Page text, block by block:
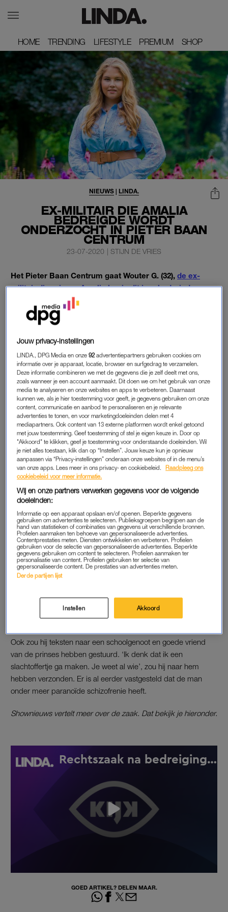
HOME
HOME TRENDING
TRENDING LIFESTYLE
LIFESTYLE PREMIUM
PREMIUM SHOP
SHOP
EX-MILITAIR DIE AMALIA
BEDREIGDE WORDT
ONDERZOCHT IN PIETER BAAN
CENTRUM
NIEUWS | LINDA.
23-07-2020 | STIJN DE VRIES
Het Pieter Baan Centrum gaat Wouter G. (32), de ex-
militair die prinses Amalia begin dit jaar bedreigde,
onderzoeken. Dat heeft de rechtbank donderdag
besloten.
dreigde hij haar op te zoeken op Koningsdag en naar haar
school te komen.
PSYCHISCHE TOESTAND
De rechter zegt inzicht te willen krijgen in de psychische
toestand van de verdachte. Zo kan hij bepalen of G.
ontoerekeningsvatbaar is of niet. Op basis daarvan krijgt hij
een straf.
Ook besloot de rechter om het voorarrest opnieuw te
verlengen. Op 20 oktober zal Wouter G. voor de rechter
moeten verschijnen en wordt de zaak inhoudelijk behandeld.
AMALIA BEDREIGD
Tussen 9 en 14 januari heeft Wouter G. volgens het Openbaar
Ministerie verschillende berichten naar prinses Amalia
gestuurd via Instagram. ‘Ik ga naar Koningsdag, dan wil ik met
je op de foto, en knijp ik je hand fijn’, zou hij hebben
Ex-militair voor de rechter wegens bedreiging prinses Amalia
Ook zou hij teksten naar een schoolgenoot en goede vriend
van de prinses hebben gestuurd. ‘Ik denk dat ik een
slachtoffertje ga maken. Je weet al wie’, zou hij naar hem
hebben verzonden. Er is al eerder vastgesteld dat de man
onder meer paranoïde schizofrenie heeft.
Shownieuws vertelt meer over de zaak. Dat bekijk je hieronder.
GOED ARTIKEL? DELEN MAAR.
Jouw privacy-instellingen
LINDA., DPG Media en onze92 advertentiepartners gebruiken cookies om
informatie over je apparaat, locatie, browser en surfgedrag te verzamelen.
Deze informatie combineren we met de gegevens die je zelf deelt met ons,
zoals wanneer je een account aanmaakt. Dit doen we om het gebruik van onze
media te analyseren en onze websites en apps te verbeteren. Daarnaast
kunnen we, als je hier toestemming voor geeft, je gegevens gebruiken om onze
content, communicatie en aanbod te personaliseren en je relevante
advertenties te tonen, en voor marketingdoeleinden delen met 4
mediapartners. Ook content van 13 externe platformen wordt enkel getoond
met jouw toestemming. Geef toestemming of stel je eigen keuze in. Door op
"Akkoord" te klikken, geef je toestemming voor onderstaande doeleinden. Wil
je niet alles toestaan, klik dan op “Instellen”. Jouw keuze kun je opnieuw
aanpassen via “Privacy-instellingen” onderaan onze websites of in de menu’s
van onze apps. Lees meer in ons privacy- en cookiebeleid.
Raadpleeg ons
cookiebeleid voor meer informatie.
Wij en onze partners verwerken gegevens voor de volgende
doeleinden:
Informatie op een apparaat opslaan en/of openen. Beperkte gegevens
gebruiken om advertenties te selecteren. Publieksgroepen begrijpen aan de
hand van statistieken of combinaties van gegevens uit verschillende bronnen.
Profielen aanmaken ten behoeve van gepersonaliseerde advertenties.
Contentprestaties meten. Diensten ontwikkelen en verbeteren. Profielen
gebruiken voor de selectie van gepersonaliseerde advertenties. Beperkte
gegevens gebruiken om content te selecteren. Profielen aanmaken ter
personalisatie van content. Profielen gebruiken ter selectie van
gepersonaliseerde content. De prestaties van advertenties meten.
Derde partijen lijst
Instellen Akkoord